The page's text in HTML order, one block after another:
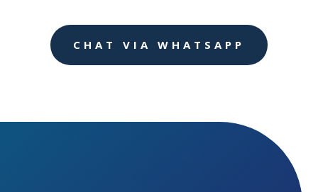
CHAT VIA WHATSAPP